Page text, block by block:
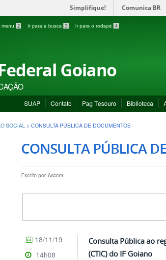
Simplifique! Comunica BR
menu 2 Ir para a busca 3 Ir para o rodapé 4
Goiano
SUAP Contato Pag Tesouro Biblioteca
SOCIAL > CONSULTA PÚBLICA DE DOCUMENTOS
CONSULTA PÚBLICA
Escrito por Ascom
Consulta Pública ao
(CTIC) do IF Goiano
18/11/19
14h08